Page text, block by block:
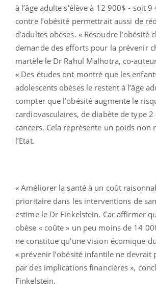
à l’âge adulte s’élève à 12 900$ - soit
contre l’obésité permettrait aussi de
d’adultes obèses. « Résoudre l’obésité
demande des efforts pour la prévenir
martèle le Dr Rahul Malhotra, co-
« Des études ont montré que les
adolescents obèses le restent à l’âge
compter que l’obésité augmente le
cardiovasculaires, de diabète de type
cancers. Cela représente un poids non
l’Etat.
« Améliorer la santé à un coût
prioritaire dans les interventions de
estime le Dr Finkelstein. Car affirmer
obèse « coûte » un peu moins de 14
ne constitue qu'une vision écomique
« prévenir l’obésité infantile ne devrait
par des implications financières »,
Finkelstein.